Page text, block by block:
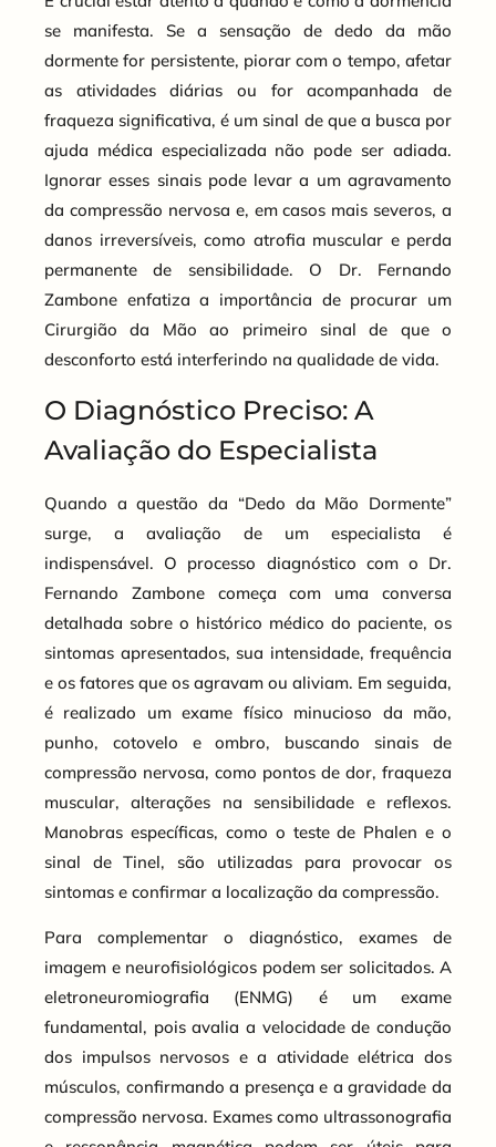
se manifesta. Se a sensação de dedo da mão
dormente for persistente, piorar com o tempo, afetar
as atividades diárias ou for acompanhada de
fraqueza significativa, é um sinal de que a busca por
ajuda médica especializada não pode ser adiada.
Ignorar esses sinais pode levar a um agravamento
da compressão nervosa e, em casos mais severos, a
danos irreversíveis, como atrofia muscular e perda
permanente de sensibilidade. O Dr. Fernando
Zambone enfatiza a importância de procurar um
Cirurgião da Mão ao primeiro sinal de que o
desconforto está interferindo na qualidade de vida.
O Diagnóstico Preciso: A
Avaliação do Especialista
Quando a questão da “Dedo da Mão Dormente”
surge, a avaliação de um especialista é
indispensável. O processo diagnóstico com o Dr.
Fernando Zambone começa com uma conversa
detalhada sobre o histórico médico do paciente, os
sintomas apresentados, sua intensidade, frequência
e os fatores que os agravam ou aliviam. Em seguida,
é realizado um exame físico minucioso da mão,
punho, cotovelo e ombro, buscando sinais de
compressão nervosa, como pontos de dor, fraqueza
muscular, alterações na sensibilidade e reflexos.
Manobras específicas, como o teste de Phalen e o
sinal de Tinel, são utilizadas para provocar os
sintomas e confirmar a localização da compressão.
Para complementar o diagnóstico, exames de
imagem e neurofisiológicos podem ser solicitados. A
eletroneuromiografia (ENMG) é um exame
fundamental, pois avalia a velocidade de condução
dos impulsos nervosos e a atividade elétrica dos
músculos, confirmando a presença e a gravidade da
compressão nervosa. Exames como ultrassonografia